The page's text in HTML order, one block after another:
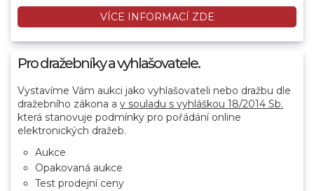
VÍCE INFORMACÍ ZDE
Pro dražebníky a vyhlašovatele.
Vystavíme Vám aukci jako vyhlašovateli nebo dražbu dle
dražebního zákona a v souladu s vyhláškou 18/2014 Sb.
která stanovuje podmínky pro pořádání online
elektronických dražeb.
Aukce
Opakovaná aukce
Test prodejní ceny